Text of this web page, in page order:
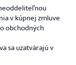
v kúpnej zmluve
obchodných
sa uzatvárajú v